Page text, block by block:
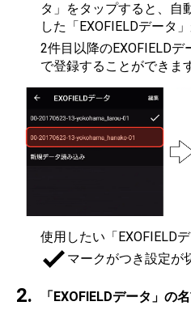
タ」をタップすると、自
した「EXOFIELDデータ
2件目以降のEXOFIELD
で登録することができま
使用したい「EXOFIELD
マークがつき設定が
「EXOFIELDデータ」の